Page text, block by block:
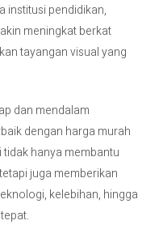
Contact Us
institusi pendidikan,
meningkat berkat
tayangan visual yang
dan mendalam
dengan harga murah
hanya membantu
juga memberikan
kelebihan, hingga